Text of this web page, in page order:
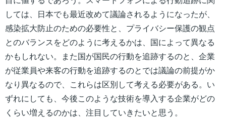
しては、日本でも最近改めて議論されるようになったが、
感染拡大防止のための必要性と、プライバシー保護の観点
とのバランスをどのように考えるかは、国によって異なる
かもしれない。また国が国民の行動を追跡するのと、企業
が従業員や来客の行動を追跡するのとでは議論の前提がか
なり異なるので、これらは区別して考える必要がある。い
ずれにしても、今後このような技術を導入する企業がどの
くらい増えるのかは、注目していきたいと思う。